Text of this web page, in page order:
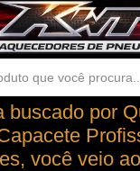
Search
buscado por
você veio